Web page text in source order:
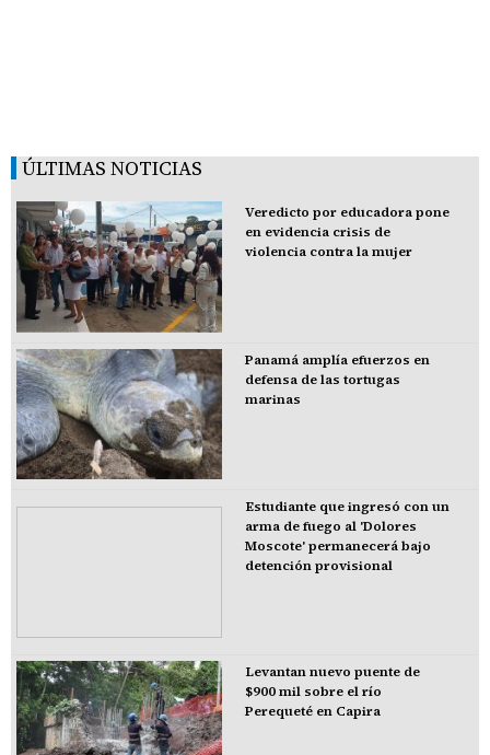
ÚLTIMAS NOTICIAS
Veredicto por educadora pone
en evidencia crisis de
violencia contra la mujer
Panamá amplía efuerzos en
defensa de las tortugas
marinas
Estudiante que ingresó con un
arma de fuego al 'Dolores
Moscote' permanecerá bajo
detención provisional
Levantan nuevo puente de
$900 mil sobre el río
Perequeté en Capira